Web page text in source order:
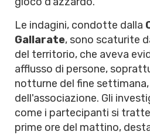
Le indagini, condotte dalla
Gallarate, sono scaturite
del territorio, che aveva
afflusso di persone,
notturne del fine settimana,
dell'associazione. Gli
come i partecipanti si
prime ore del mattino,